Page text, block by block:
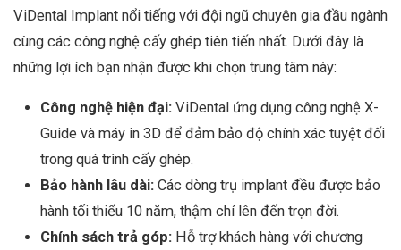
ViDental Implant nổi tiếng với đội ngũ chuyên gia đầu ngành
cùng các công nghệ cấy ghép tiên tiến nhất. Dưới đây là
những lợi ích bạn nhận được khi chọn trung tâm này:
Công nghệ hiện đại: ViDental ứng dụng công nghệ X-
Guide và máy in 3D để đảm bảo độ chính xác tuyệt đối
trong quá trình cấy ghép.
Bảo hành lâu dài: Các dòng trụ implant đều được bảo
hành tối thiểu 10 năm, thậm chí lên đến trọn đời.
Chính sách trả góp: Hỗ trợ khách hàng với chương